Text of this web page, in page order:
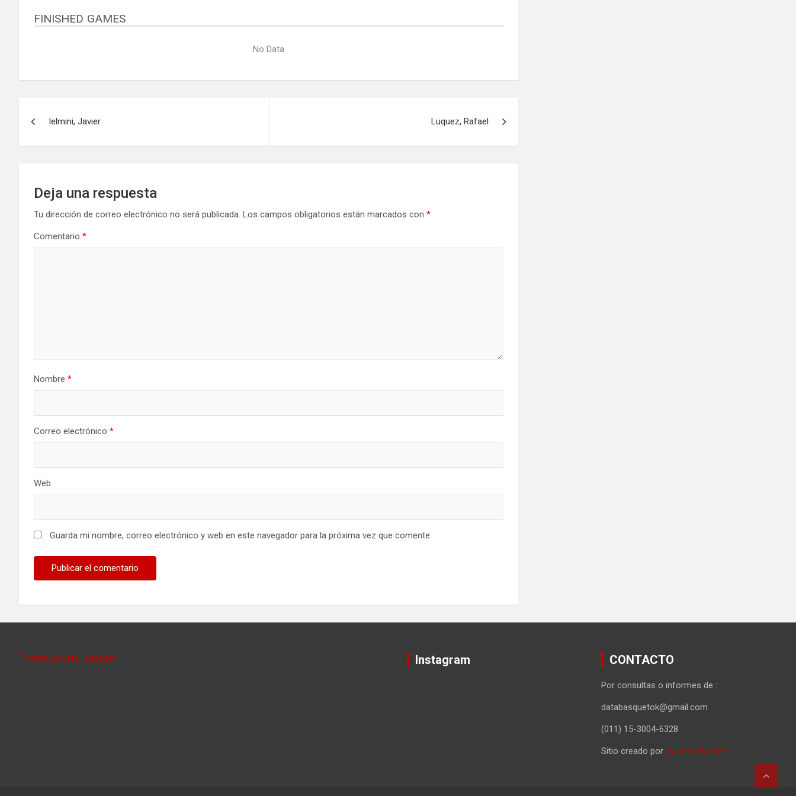
FINISHED GAMES
No Data
Ielmini, Javier Luquez, Rafael
Deja una respuesta
Tu dirección de correo electrónico no será publicada. Los campos obligatorios están marcados con *
Comentario *
Nombre *
Correo electrónico *
Web
Guarda mi nombre, correo electrónico y web en este navegador para la próxima vez que comente.
Tweets by data_basquet Instagram CONTACTO
Por consultas o informes de :
databasquetok@gmail.com
(011) 15-3004-6328
Sitio creado por Gastón Schafer